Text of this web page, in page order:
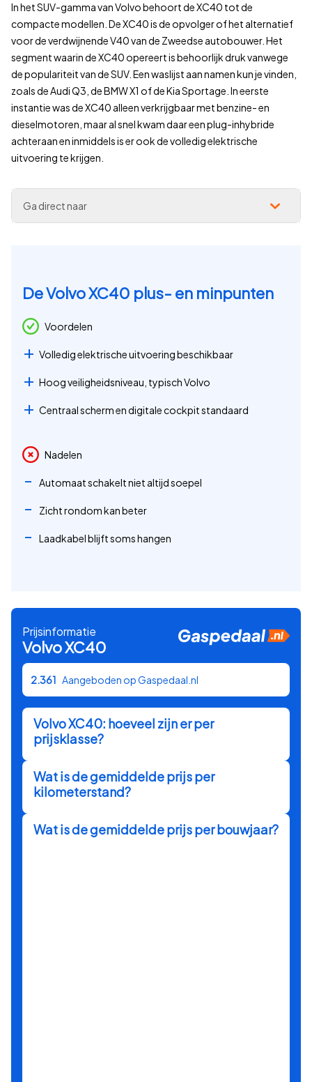
Ga direct naar
In het SUV-gamma van Volvo behoort de XC40 tot de
compacte modellen. De XC40 is de opvolger of het alternatief
voor de verdwijnende V40 van de Zweedse autobouwer. Het
segment waarin de XC40 opereert is behoorlijk druk vanwege
de populariteit van de SUV. Een waslijst aan namen kun je vinden,
zoals de Audi Q3, de BMW X1 of de Kia Sportage. In eerste
instantie was de XC40 alleen verkrijgbaar met benzine- en
dieselmotoren, maar al snel kwam daar een plug-inhybride
achteraan en inmiddels is er ook de volledig elektrische
uitvoering te krijgen.
De Volvo XC40 plus- en minpunten
Voordelen
Volledig elektrische uitvoering beschikbaar
Hoog veiligheidsniveau, typisch Volvo
Centraal scherm en digitale cockpit standaard
Nadelen
Automaat schakelt niet altijd soepel
Zicht rondom kan beter
Laadkabel blijft soms hangen
Prijsinformatie
VolvoXC40
2.361 Aangeboden op Gaspedaal.nl
VolvoXC40: hoeveel zijn er per
prijsklasse?
Wat is de gemiddelde prijs per
kilometerstand?
Wat is de gemiddelde prijs per bouwjaar?